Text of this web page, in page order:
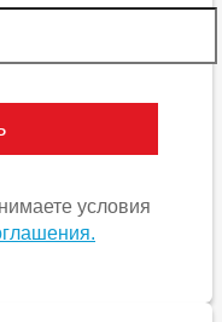
условия